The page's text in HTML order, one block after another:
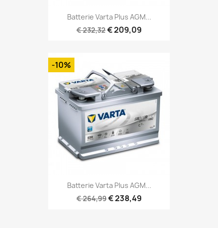
Batterie Varta Plus AGM...
€ 232,32€ 209,09
Batterie Varta Plus AGM...
€ 264,99€ 238,49
-10%